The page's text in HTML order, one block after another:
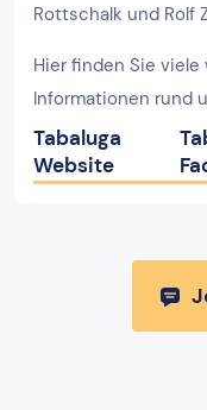
Rottschalk und Rolf
Hier finden Sie
Informationen rund
Tabaluga
Website